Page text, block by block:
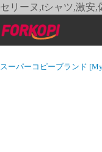
セリーヌ,tシャツ,激安
スーパーコピーブランド